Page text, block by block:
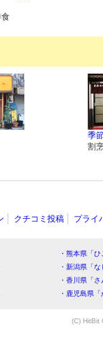
食
季
割
クチコミ投稿 プライ
・熊本県「
・新潟県「
・香川県「
・鹿児島県
(C) HitBit